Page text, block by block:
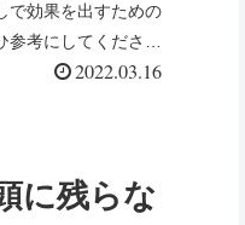
で効果を出すための
参考にしてくださ
2022.03.16
に残らな